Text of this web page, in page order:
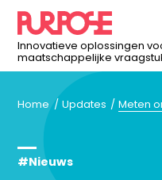
Innovatieve oplossingen
maatschappelijke
Home Updates Meten om beter
#Nieuws